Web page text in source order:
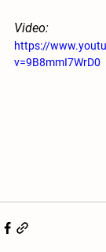
Video:
https://
v=9B8mmI7WrD0